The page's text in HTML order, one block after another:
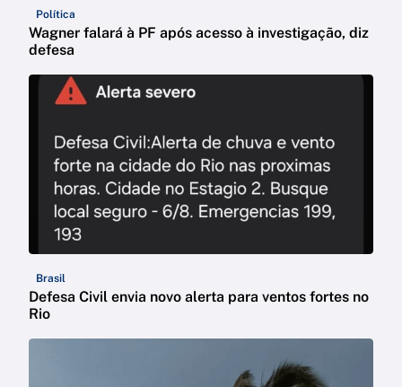
Política
Wagner falará à PF após acesso à investigação, diz
defesa
Brasil
Defesa Civil envia novo alerta para ventos fortes no
Rio